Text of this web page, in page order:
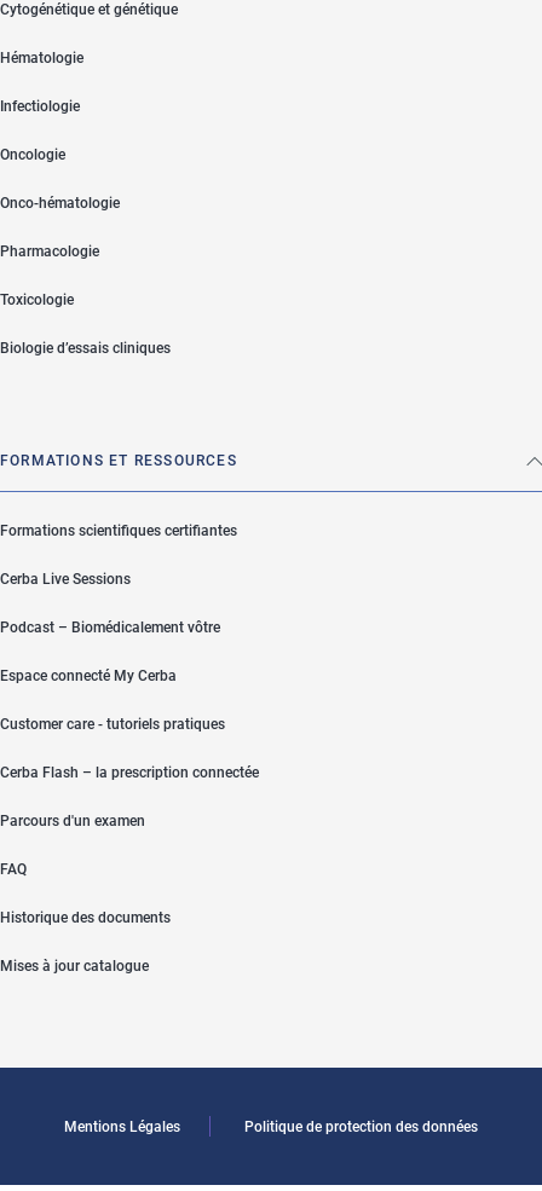
Cytogénétique et génétique
Hématologie
Infectiologie
Oncologie
Onco-hématologie
Pharmacologie
Toxicologie
Biologie d’essais cliniques
FORMATIONS ET RESSOURCES
Formations scientifiques certifiantes
Cerba Live Sessions
Podcast – Biomédicalement vôtre
Espace connecté My Cerba
Customer care - tutoriels pratiques
Cerba Flash – la prescription connectée
Parcours d'un examen
FAQ
Historique des documents
Mises à jour catalogue
Mentions Légales Politique de protection des données